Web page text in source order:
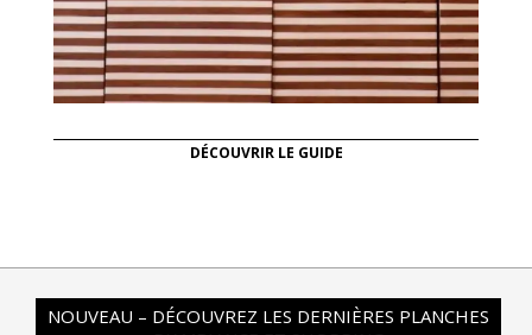
DÉCOUVRIR LE GUIDE
NOUVEAU – DÉCOUVREZ LES DERNIÈRES PLANCHES